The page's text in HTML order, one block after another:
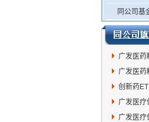
同公司基
广发医药
广发医药
创新药
广发医疗
广发医疗